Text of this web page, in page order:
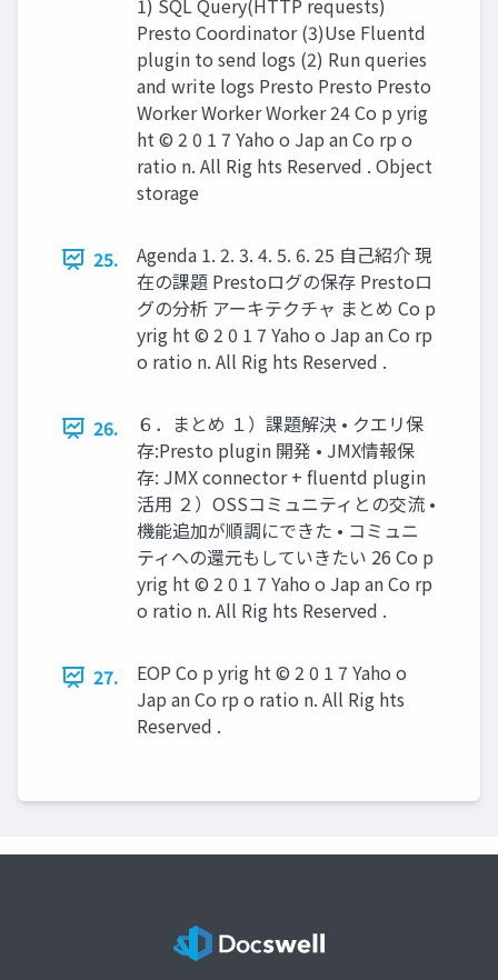
1) SQL Query(HTTP requests)
Presto Coordinator (3)Use Fluentd
plugin to send logs (2) Run queries
and write logs Presto Presto Presto
Worker Worker Worker 24 Co p yrig
ht © 2 0 1 7 Yaho o Jap an Co rp o
ratio n. All Rig hts Reserved . Object
storage
25.
Agenda 1. 2. 3. 4. 5. 6. 25 自己紹介 現
在の課題 Prestoログの保存 Prestoロ
グの分析 アーキテクチャ まとめ Co p
yrig ht © 2 0 1 7 Yaho o Jap an Co rp
o ratio n. All Rig hts Reserved .
26.
６．まとめ １）課題解決 • クエリ保
存:Presto plugin 開発 • JMX情報保
存: JMX connector + fluentd plugin
活用 ２）OSSコミュニティとの交流 •
機能追加が順調にできた • コミュニ
ティへの還元もしていきたい 26 Co p
yrig ht © 2 0 1 7 Yaho o Jap an Co rp
o ratio n. All Rig hts Reserved .
27.
EOP Co p yrig ht © 2 0 1 7 Yaho o
Jap an Co rp o ratio n. All Rig hts
Reserved .